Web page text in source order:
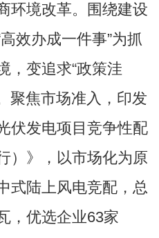
环境改革。围绕建设
效办成一件事”为抓
，变追求“政策洼
聚焦市场准入，印发
伏发电项目竞争性配
）》，以市场化为原
式陆上风电竞配，总
，优选企业63家